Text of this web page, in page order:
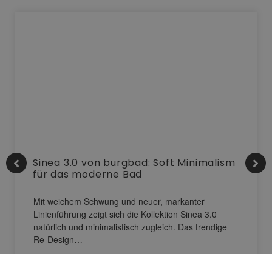
Sinea 3.0 von burgbad: Soft Minimalism
für das moderne Bad
Mit weichem Schwung und neuer, markanter
Linienführung zeigt sich die Kollektion Sinea 3.0
natürlich und minimalistisch zugleich. Das trendige
Re-Design…